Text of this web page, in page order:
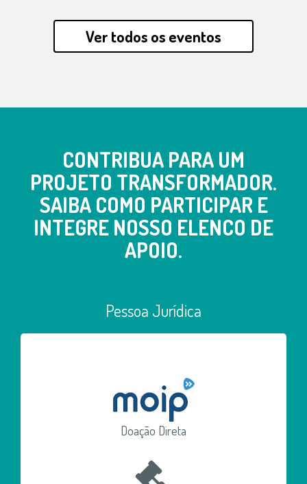
Ver todos os eventos
CONTRIBUA PARA UM
PROJETO TRANSFORMADOR.
SAIBA COMO PARTICIPAR E
INTEGRE NOSSO ELENCO DE
APOIO.
Pessoa Jurídica
Doação Direta